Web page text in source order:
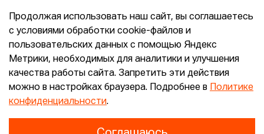
Конец эпохи маркетплейсов: прогнозы сооснователя
Mr.Doors Максима Валецкого
26.06.2026
Продолжая использовать наш сайт, вы соглашаетесь
с условиями обработки cookie-файлов и
пользовательских данных с помощью Яндекс
Метрики, необходимых для аналитики и улучшения
качества работы сайта. Запретить эти действия
можно в настройках браузера. Подробнее в
Политике
конфиденциальности.